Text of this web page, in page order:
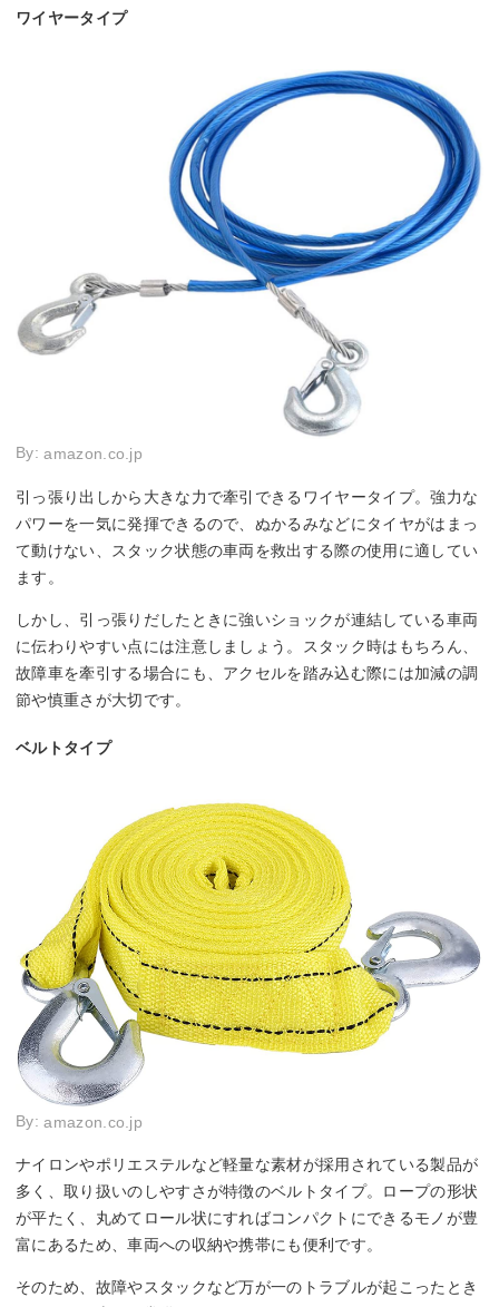
ワイヤータイプ
By:amazon.co.jp
引っ張り出しから大きな力で牽引できるワイヤータイプ。強力な
パワーを一気に発揮できるので、ぬかるみなどにタイヤがはまっ
て動けない、スタック状態の車両を救出する際の使用に適してい
ます。
しかし、引っ張りだしたときに強いショックが連結している車両
に伝わりやすい点には注意しましょう。スタック時はもちろん、
故障車を牽引する場合にも、アクセルを踏み込む際には加減の調
節や慎重さが大切です。
ベルトタイプ
By:amazon.co.jp
ナイロンやポリエステルなど軽量な素材が採用されている製品が
多く、取り扱いのしやすさが特徴のベルトタイプ。ロープの形状
が平たく、丸めてロール状にすればコンパクトにできるモノが豊
富にあるため、車両への収納や携帯にも便利です。
そのため、故障やスタックなど万が一のトラブルが起こったとき